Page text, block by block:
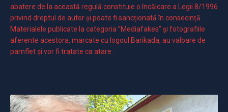
abatere de la această regulă constituie o încălcare a Legii 8/1996
privind dreptul de autor și poate fi sancționată în consecință.
Materialele publicate la categoria ”Mediafakes” și fotografiile
aferente acestora, marcate cu logoul Barikada, au valoare de
pamflet și vor fi tratate ca atare.